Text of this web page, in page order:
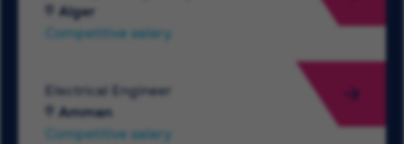
Alger
Competitive salary
Electrical Engineer
Amman
Competitive salary